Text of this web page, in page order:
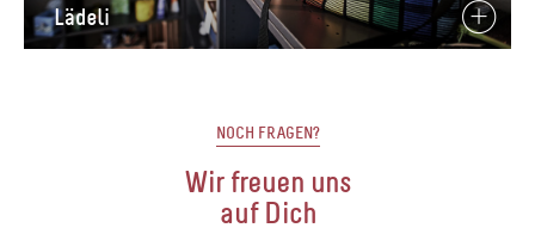
Lädeli
NOCH FRAGEN?
Wir freuen uns
auf Dich